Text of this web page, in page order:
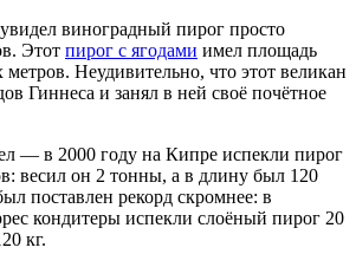
виноградный пирог просто
Этот пирог с ягодами имел площадь
метров. Неудивительно, что этот великан
Гиннеса и занял в ней своё почётное
— в 2000 году на Кипре испекли пирог
весил он 2 тонны, а в длину был 120
поставлен рекорд скромнее: в
кондитеры испекли слоёный пирог 20
кг.